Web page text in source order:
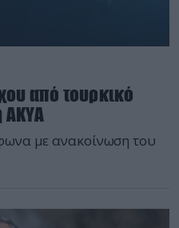
από τουρκικό
με ανακοίνωση του